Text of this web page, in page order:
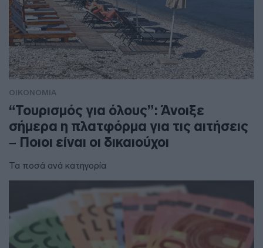
ΟΙΚΟΝΟΜΙΑ
“Τουρισμός για όλους”: Άνοιξε
σήμερα η πλατφόρμα για τις αιτήσεις
– Ποιοι είναι οι δικαιούχοι
Τα ποσά ανά κατηγορία